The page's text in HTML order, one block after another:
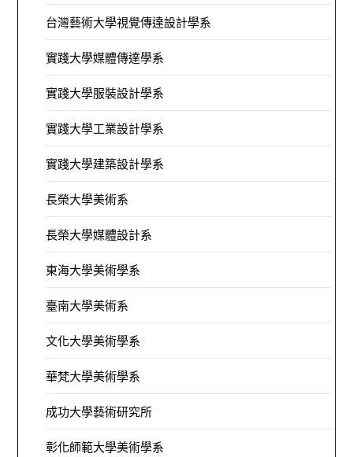
台灣藝術大學視覺傳達設計學系
實踐大學媒體傳達學系
實踐大學服裝設計學系
實踐大學工業設計學系
實踐大學建築設計學系
長榮大學美術系
長榮大學媒體設計系
東海大學美術學系
臺南大學美術系
文化大學美術學系
華梵大學美術學系
成功大學藝術研究所
彰化師範大學美術學系